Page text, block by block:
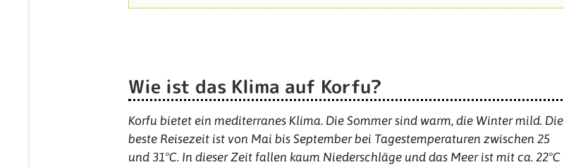
Wie ist das Klima auf Korfu?
Korfu bietet ein mediterranes Klima. Die Sommer sind warm, die Winter mild. Die
beste Reisezeit ist von Mai bis September bei Tagestemperaturen zwischen 25
und 31°C. In dieser Zeit fallen kaum Niederschläge und das Meer ist mit ca. 22°C